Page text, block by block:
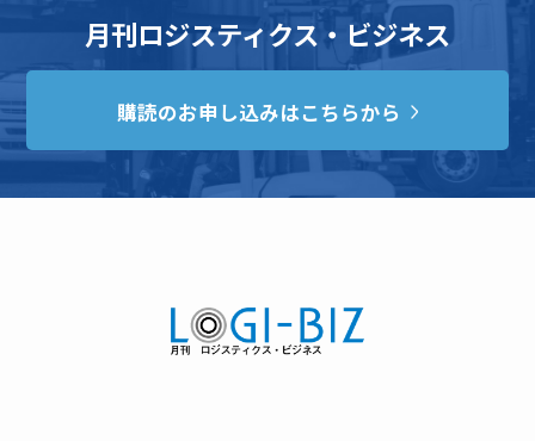
月刊ロジスティクス・ビジネス
購読のお申し込みはこちらから